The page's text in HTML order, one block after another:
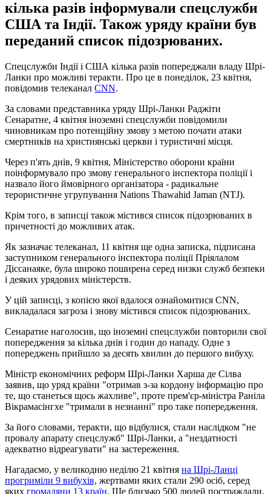
кілька разів інформували спецслужби
США та Індії. Також уряду країни був
переданий список підозрюваних.
Спецслужби Індії і США кілька разів попереджали владу Шрі-
Ланки про можливі теракти. Про це в понеділок, 23 квітня,
повідомив телеканал CNN.
За словами представника уряду Шрі-Ланки Раджіти
Сенаратне, 4 квітня іноземні спецслужби повідомили
чиновникам про потенційну змову з метою почати атаки
смертників на християнські церкви і туристичні місця.
Через п'ять днів, 9 квітня, Міністерство оборони країни
поінформувало про змову генерального інспектора поліції і
назвало його ймовірного організатора - радикальне
терористичне угрупування Nations Thawahid Jaman (NTJ).
Крім того, в записці також містився список підозрюваних в
причетності до можливих атак.
Як зазначає телеканал, 11 квітня ще одна записка, підписана
заступником генерального інспектора поліції Пріялалом
Діссанаяке, була широко поширена серед низки служб безпеки
і деяких урядових міністерств.
У цій записці, з копією якої вдалося ознайомитися CNN,
викладалася загроза і знову містився список підозрюваних.
Сенаратне наголосив, що іноземні спецслужби повторили свої
попередження за кілька днів і годин до нападу. Одне з
попереджень прийшло за десять хвилин до першого вибуху.
Міністр економічних реформ Шрі-Ланки Харша де Сілва
заявив, що уряд країни "отримав з-за кордону інформацію про
те, що станеться щось жахливе", проте прем'єр-міністра Раніла
Вікрамасінгхе "тримали в незнанні" про таке попередження.
За його словами, теракти, що відбулися, стали наслідком "не
провалу апарату спецслужб" Шрі-Ланки, а "нездатності
адекватно відреагувати" на застереження.
Нагадаємо, у великодню неділю 21 квітня на Шрі-Ланці
прогриміли 9 вибухів, жертвами яких стали 290 осіб, серед
яких громадяни 13 країн. Ще близько 500 людей постраждали.